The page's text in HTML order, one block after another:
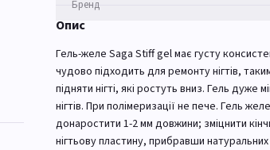
Бренд
Опис
Гель-желе Saga Stiff gel має густу
чудово підходить для ремонту нігтів,
підняти нігті, які ростуть вниз. Гель
нігтів. При полімеризації не пече. Гель
донаростити 1-2 мм довжини; зміцнити
нігтьову пластину, прибравши